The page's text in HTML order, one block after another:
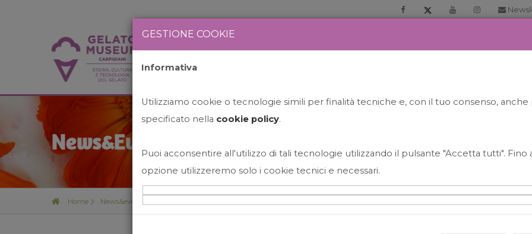
News&Events
Home News&events
GESTIONE COOKIE
Informativa
Utilizziamo cookie o tecnologie simili per finalità tecniche e, con il tuo consenso,
specificato nella cookie policy.
Puoi acconsentire all'utilizzo di tali tecnologie utilizzando il pulsante "Accetta tutti". Fino
opzione utilizzeremo solo i cookie tecnici e necessari.